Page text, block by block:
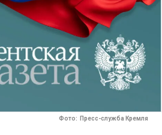
Фото: Пресс-служба Кремля